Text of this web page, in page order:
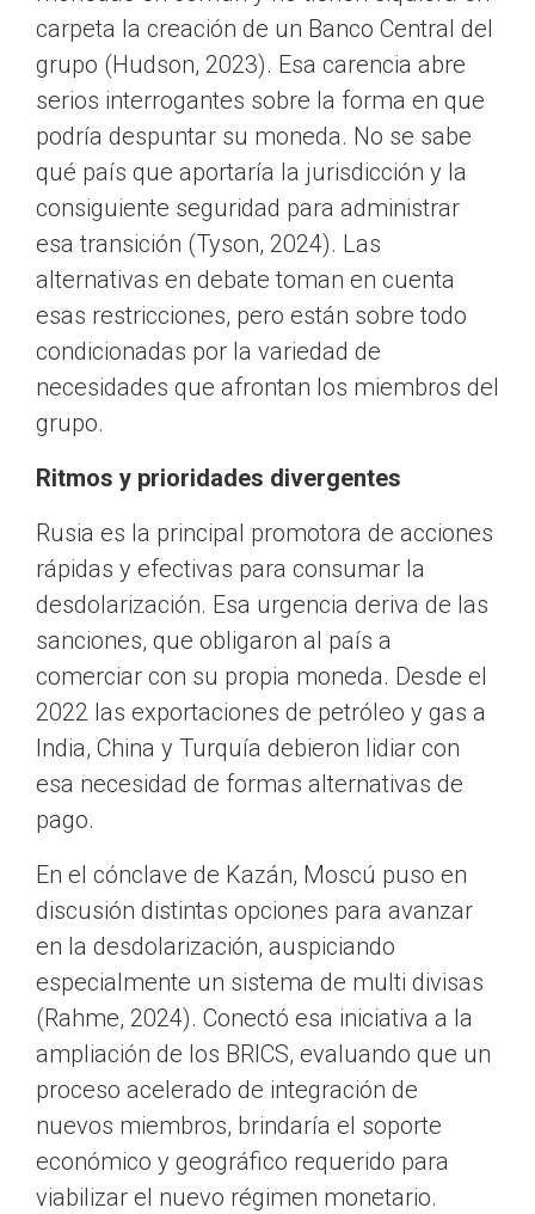
carpeta la creación de un Banco Central del
grupo (Hudson, 2023). Esa carencia abre
serios interrogantes sobre la forma en que
podría despuntar su moneda. No se sabe
qué país que aportaría la jurisdicción y la
consiguiente seguridad para administrar
esa transición (Tyson, 2024). Las
alternativas en debate toman en cuenta
esas restricciones, pero están sobre todo
condicionadas por la variedad de
necesidades que afrontan los miembros del
grupo.
Ritmos y prioridades divergentes
Rusia es la principal promotora de acciones
rápidas y efectivas para consumar la
desdolarización. Esa urgencia deriva de las
sanciones, que obligaron al país a
comerciar con su propia moneda. Desde el
2022 las exportaciones de petróleo y gas a
India, China y Turquía debieron lidiar con
esa necesidad de formas alternativas de
pago.
En el cónclave de Kazán, Moscú puso en
discusión distintas opciones para avanzar
en la desdolarización, auspiciando
especialmente un sistema de multi divisas
(Rahme, 2024). Conectó esa iniciativa a la
ampliación de los BRICS, evaluando que un
proceso acelerado de integración de
nuevos miembros, brindaría el soporte
económico y geográfico requerido para
viabilizar el nuevo régimen monetario.